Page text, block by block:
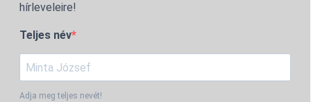
hírleveleire!
Teljes név
Adja meg teljes nevét!